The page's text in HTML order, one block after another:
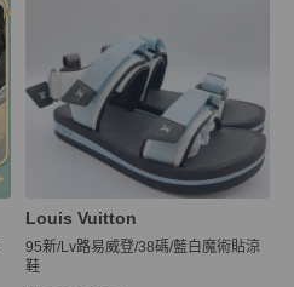
Louis Vuitton
95新/Lv路易威登/38碼/藍白魔術貼涼
鞋